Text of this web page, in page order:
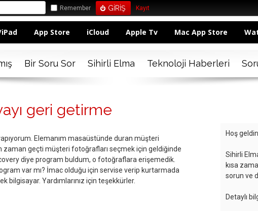
Remember Kayıt
App Store iCloud Apple Tv Mac App Store
Bir Soru Sor Sihirli Elma Teknoloji Haberleri
geri getirme
Elemanım masaüstünde duran müşteri
zaman geçti müşteri fotoğrafları seçmek için geldiğinde
diye program buldum, o fotoğraflara erişemedik.
var mı? İmac olduğu için servise verip kurtarmada
bilgisayar. Yardımlarınız için teşekkürler.
Hoş
Sihirli
kısa
sorun ve
Detaylı